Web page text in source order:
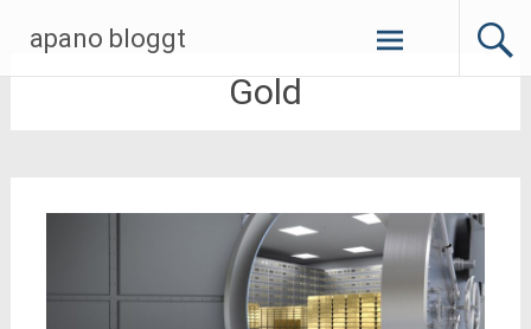
Inhalt
springen
apano bloggt
Gold